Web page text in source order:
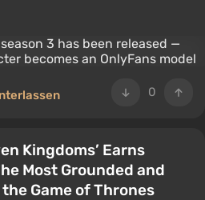
0
Kingdoms’ Earns
Most Grounded and
Game of Thrones